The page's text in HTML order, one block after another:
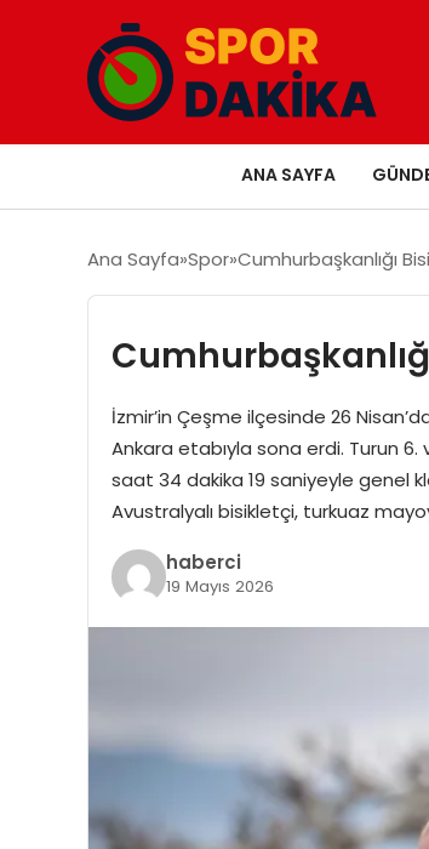
ANA SAYFA
Ana Sayfa Spor Cumhurbaşkanlığı
İzmir’in Çeşme ilçesinde 26
Ankara etabıyla sona erdi. Turun
saat 34 dakika 19 saniyeyle genel
Avustralyalı bisikletçi, turkuaz
haberci
19 Mayıs 2026